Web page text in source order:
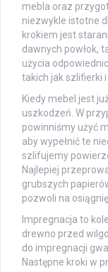
mebla oraz
niezwykle istotne
krokiem jest
dawnych powłok,
użycia
takich jak szlifierki
Kiedy mebel jest
uszkodzeń. W
powinniśmy użyć
aby wypełnić te
szlifujemy
Najlepiej
grubszych
pozwoli na
Impregnacja to
drewno przed
do impregnacji
Następne kroki w